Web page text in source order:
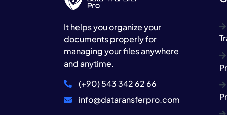
It helps you organize your
documents properly for
managing your files anywhere
and anytime.
(+90) 543 342 62 66
info@dataransferpro.com